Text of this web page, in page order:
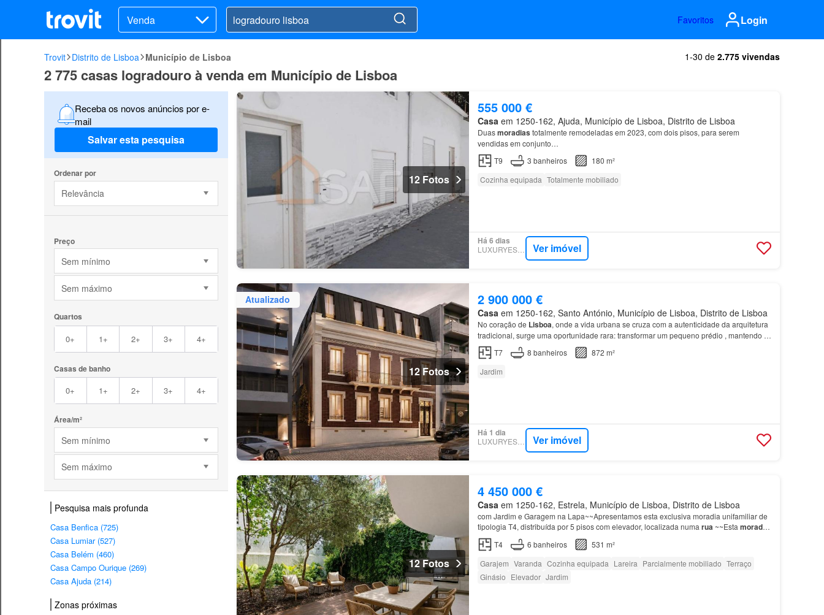
Venda Favoritos Login
Trovit Distrito de Lisboa Município de Lisboa 1-30 de 2.775 vivendas
2 775 casas logradouro à venda em Município de Lisboa
Receba os novos anúncios por e-
mail
Salvar esta pesquisa
Ordenar por
Relevância
Preço
Sem mínimo
Sem máximo
Quartos
0+ 1+ 2+ 3+ 4+
Casas de banho
0+ 1+ 2+ 3+ 4+
Área/m²
Sem mínimo
Sem máximo
Pesquisa mais profunda
Casa Benfica (725)
Casa Lumiar (527)
Casa Belém (460)
Casa Campo Ourique (269)
Casa Ajuda (214)
Zonas próximas
12 Fotos
555 000 €
Casaem 1250-162, Ajuda, Município de Lisboa, Distrito de Lisboa
Duasmoradias totalmente remodeladas em 2023, com dois pisos, para serem
vendidas em conjunto…
T9
3 banheiros
180 m²
Cozinha equipada Totalmente mobiliado
Há 6 dias
LUXURYESTATE Ver imóvel
Atualizado
12 Fotos
2 900 000 €
Casa em 1250-162, Santo António, Município de Lisboa, Distrito de Lisboa
No coração de Lisboa, onde a vida urbana se cruza com a autenticidade da arquitetura
tradicional, surge uma oportunidade rara: transformar um pequeno prédio , mantendo o
carácter histórico e a presença arquitetônica do edifíc…
T7 8 banheiros
872 m²
Jardim
Há 1 dia
LUXURYESTATE Ver imóvel
12 Fotos
4 450 000 €
Casa em 1250-162, Estrela, Município de Lisboa, Distrito de Lisboa
com Jardim e Garagem na Lapa~~Apresentamos esta exclusiva moradia unifamiliar de
tipologia T4, distribuída por 5 pisos com elevador, localizada numa rua ~~Esta moradia
destaca-se pela excelente exposição solar a sul, que prop…
T4 6 banheiros
531 m²
Garajem Varanda Cozinha equipada Lareira Parcialmente mobiliado Terraço
Ginásio Elevador Jardim